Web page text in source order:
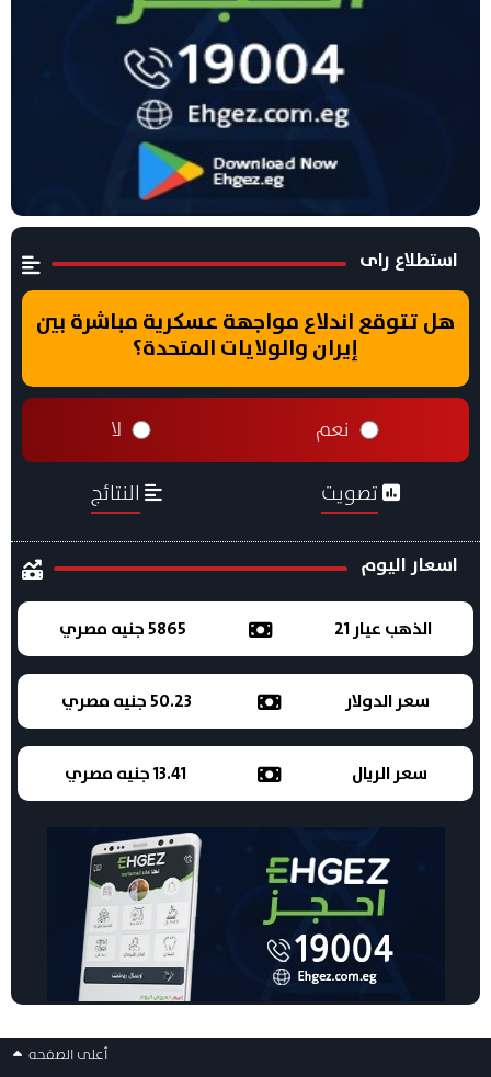
استطلاع راى
هل تتوقع اندلاع مواجهة عسكرية مباشرة بين
إيران والولايات المتحدة؟
نعم لا
تصويت النتائج
اسعار اليوم
الذهب عيار 21 5865 جنيه مصري
سعر الدولار 50.23 جنيه مصري
سعر الريال 13.41 جنيه مصري
أعلى الصفحه